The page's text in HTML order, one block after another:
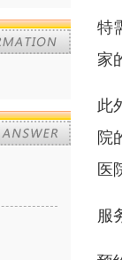
特
家
此
院
医
服